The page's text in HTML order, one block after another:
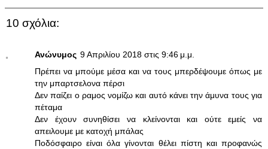
10 σχόλια:
Ανώνυμος 9 Απριλίου 2018 στις 9:46 μ.μ.
Πρέπει να μπούμε μέσα και να τους μπερδέψουμε όπως με
την μπαρτσελονα πέρσι
Δεν παίζει ο ραμος νομίζω και αυτό κάνει την άμυνα τους για
πέταμα
Δεν έχουν συνηθίσει να κλείνονται και ούτε εμείς να
απειλουμε με κατοχή μπάλας
Ποδόσφαιρο είναι όλα γίνονται θέλει πίστη και προφανώς